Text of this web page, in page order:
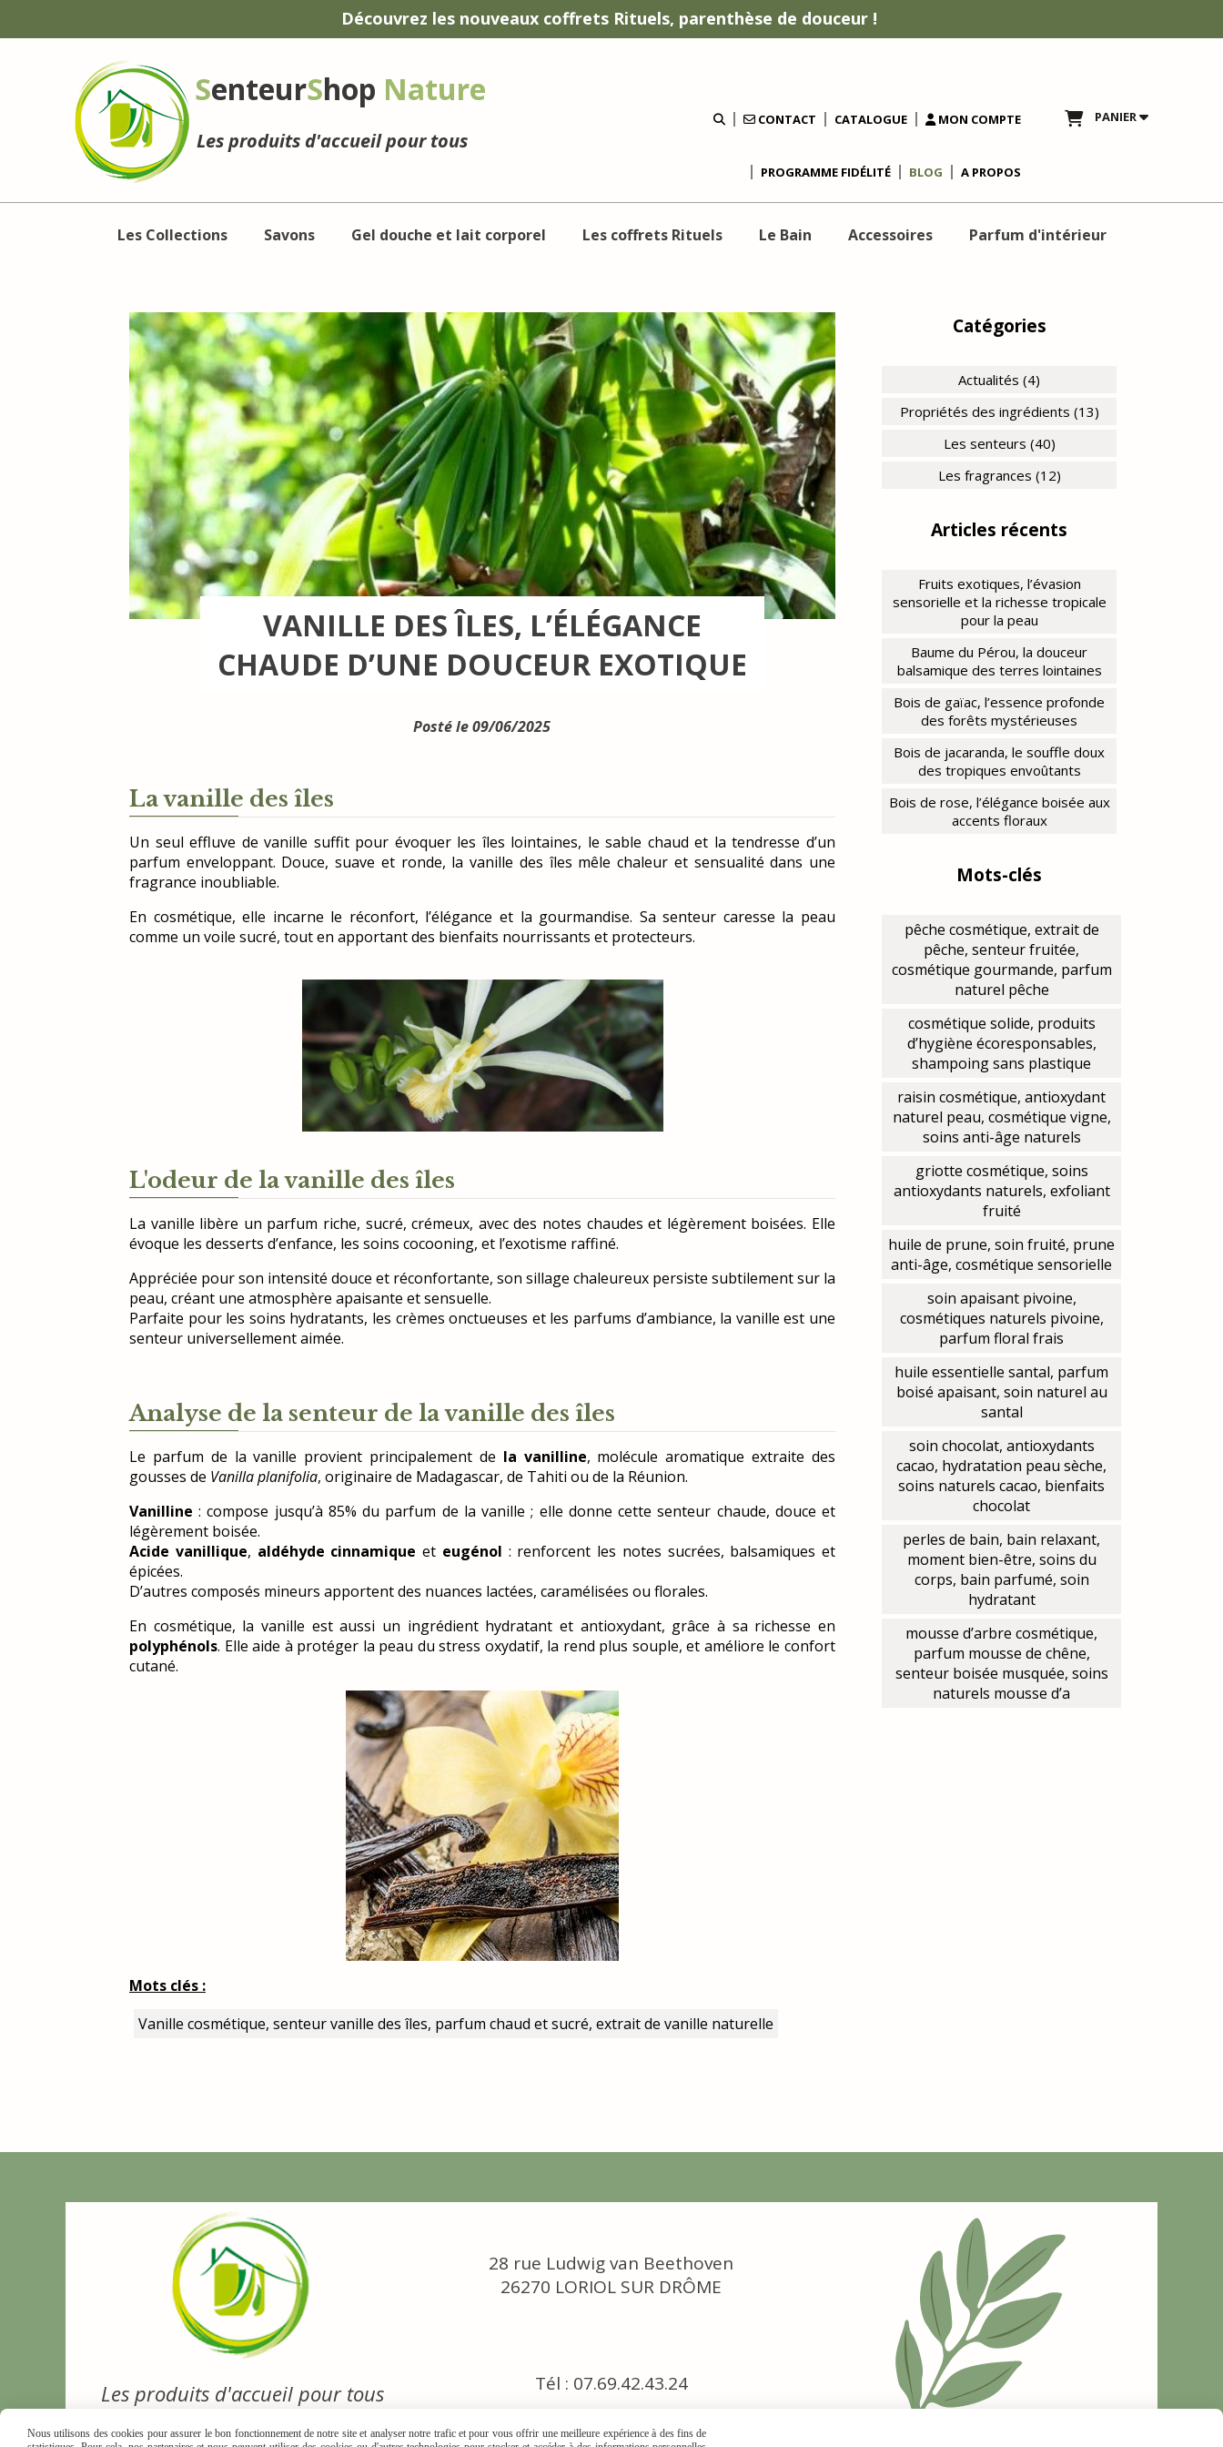
Découvrez les nouveaux coffrets Rituels, parenthèse de douceur !
SenteurShop Nature
Les produits d'accueil pour tous
CONTACT CATALOGUE MON COMPTE
PROGRAMME FIDÉLITÉ BLOG A PROPOS
PANIER
Les Collections Savons Gel douche et lait corporel Les coffrets Rituels Le Bain Accessoires Parfum d'intérieur
VANILLE DES ÎLES, L’ÉLÉGANCE
CHAUDE D’UNE DOUCEUR EXOTIQUE
Posté le 09/06/2025
La vanille des îles
Un seul effluve de vanille suffit pour évoquer les îles lointaines, le sable chaud et la tendresse d’un
parfum enveloppant. Douce, suave et ronde, la vanille des îles mêle chaleur et sensualité dans une
fragrance inoubliable.
En cosmétique, elle incarne le réconfort, l’élégance et la gourmandise. Sa senteur caresse la peau
comme un voile sucré, tout en apportant des bienfaits nourrissants et protecteurs.
L'odeur de la vanille des îles
La vanille libère un parfum riche, sucré, crémeux, avec des notes chaudes et légèrement boisées. Elle
évoque les desserts d’enfance, les soins cocooning, et l’exotisme raffiné.
Appréciée pour son intensité douce et réconfortante, son sillage chaleureux persiste subtilement sur la
peau, créant une atmosphère apaisante et sensuelle.
Parfaite pour les soins hydratants, les crèmes onctueuses et les parfums d’ambiance, la vanille est une
senteur universellement aimée.
Analyse de la senteur de la vanille des îles
Le parfum de la vanille provient principalement de la vanilline, molécule aromatique extraite des
gousses de Vanilla planifolia, originaire de Madagascar, de Tahiti ou de la Réunion.
Vanilline : compose jusqu’à 85% du parfum de la vanille ; elle donne cette senteur chaude, douce et
légèrement boisée.
Acide vanillique, aldéhyde cinnamique et eugénol : renforcent les notes sucrées, balsamiques et
épicées.
D’autres composés mineurs apportent des nuances lactées, caramélisées ou florales.
En cosmétique, la vanille est aussi un ingrédient hydratant et antioxydant, grâce à sa richesse en
polyphénols. Elle aide à protéger la peau du stress oxydatif, la rend plus souple, et améliore le confort
cutané.
Mots clés :
Vanille cosmétique, senteur vanille des îles, parfum chaud et sucré, extrait de vanille naturelle
Catégories
Actualités (4)
Propriétés des ingrédients (13)
Les senteurs (40)
Les fragrances (12)
Articles récents
Fruits exotiques, l’évasion
sensorielle et la richesse tropicale
pour la peau
Baume du Pérou, la douceur
balsamique des terres lointaines
Bois de gaïac, l’essence profonde
des forêts mystérieuses
Bois de jacaranda, le souffle doux
des tropiques envoûtants
Bois de rose, l’élégance boisée aux
accents floraux
Mots-clés
pêche cosmétique, extrait de
pêche, senteur fruitée,
cosmétique gourmande, parfum
naturel pêche
cosmétique solide, produits
d’hygiène écoresponsables,
shampoing sans plastique
raisin cosmétique, antioxydant
naturel peau, cosmétique vigne,
soins anti-âge naturels
griotte cosmétique, soins
antioxydants naturels, exfoliant
fruité
huile de prune, soin fruité, prune
anti-âge, cosmétique sensorielle
soin apaisant pivoine,
cosmétiques naturels pivoine,
parfum floral frais
huile essentielle santal, parfum
boisé apaisant, soin naturel au
santal
soin chocolat, antioxydants
cacao, hydratation peau sèche,
soins naturels cacao, bienfaits
chocolat
perles de bain, bain relaxant,
moment bien-être, soins du
corps, bain parfumé, soin
hydratant
mousse d’arbre cosmétique,
parfum mousse de chêne,
senteur boisée musquée, soins
naturels mousse d’a
Les produits d'accueil pour tous
28 rue Ludwig van Beethoven
26270 LORIOL SUR DRÔME
Tél : 07.69.42.43.24
Nous utilisons des cookies pour assurer le bon fonctionnement de notre site et analyser notre trafic et pour vous offrir une meilleure expérience à des fins de